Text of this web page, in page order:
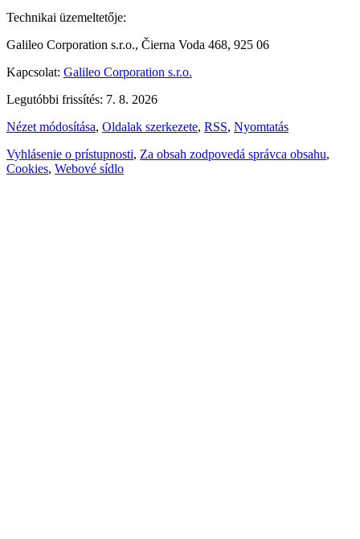
Technikai üzemeltetője:
Galileo Corporation s.r.o., Čierna Voda 468, 925 06
Kapcsolat: Galileo Corporation s.r.o.
Legutóbbi frissítés: 7. 8. 2026
Nézet módosítása, Oldalak szerkezete, RSS, Nyomtatás
Vyhlásenie o prístupnosti, Za obsah zodpovedá správca obsahu,
Cookies, Webové sídlo